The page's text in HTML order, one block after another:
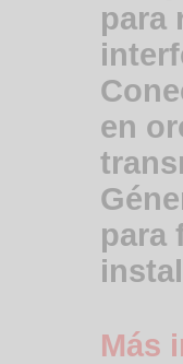
para
en
para
Más